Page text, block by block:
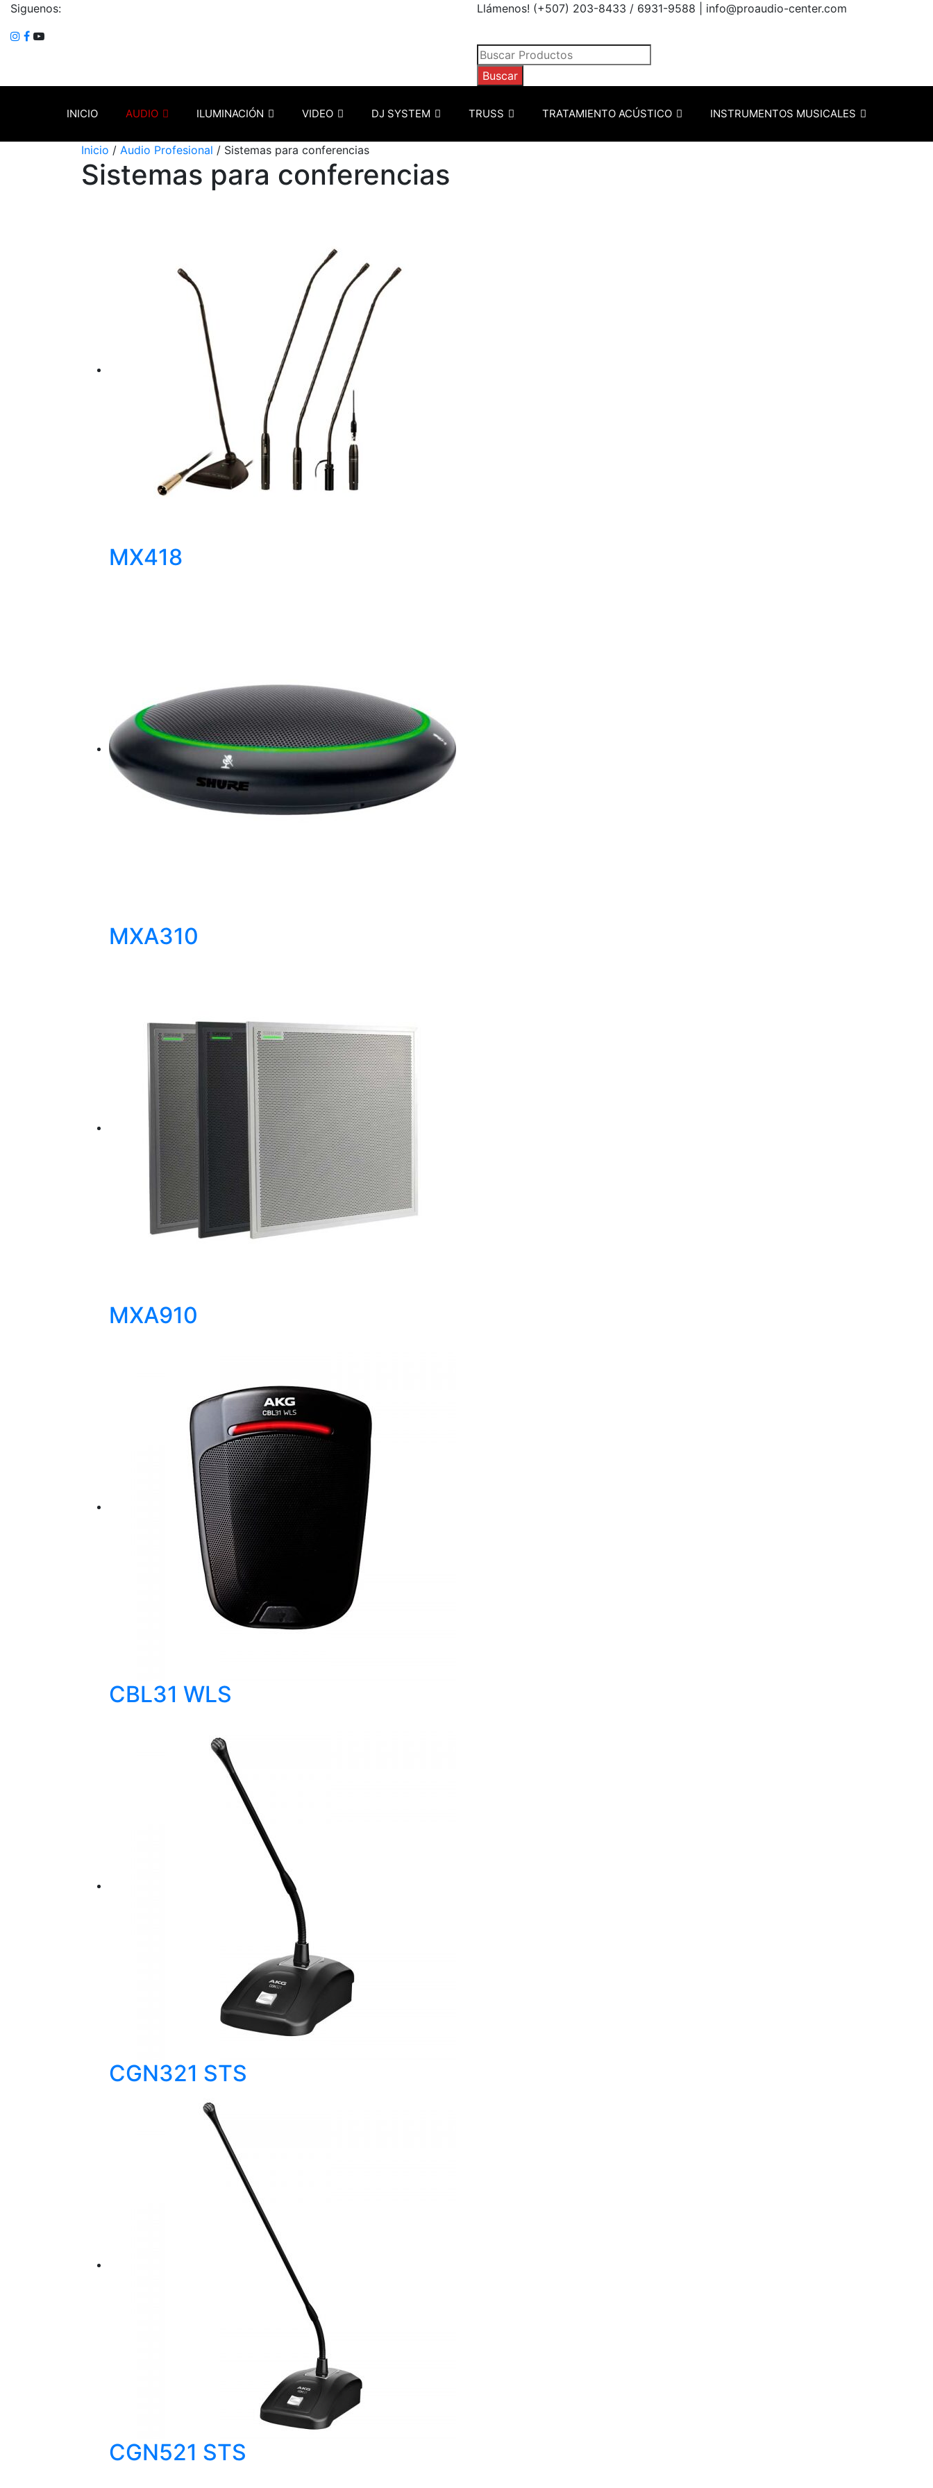
Siguenos: Llámenos! (+507) 203-8433 / 6931-9588 | info@proaudio-center.com
Búsqueda
de
productos
Buscar
INICIO AUDIO ILUMINACIÓN VIDEO DJ SYSTEM TRUSS TRATAMIENTO ACÚSTICO INSTRUMENTOS MUSICALES
Inicio / Audio Profesional / Sistemas para conferencias
Sistemas para conferencias
MX418
MXA310
MXA910
CBL31 WLS
CGN321 STS
CGN521 STS